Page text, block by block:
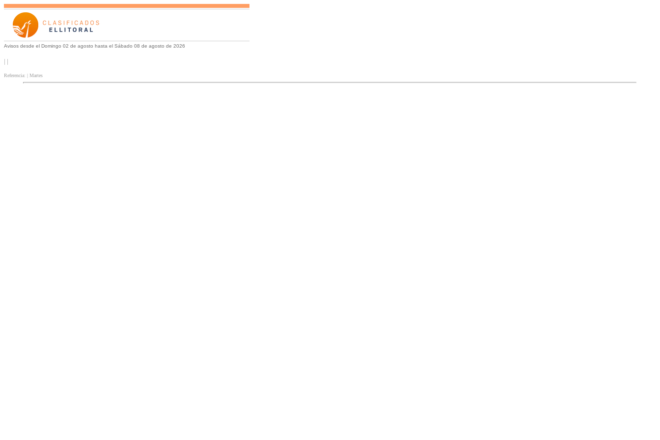
Avisos desde el Domingo 02 de agosto hasta el Sábado 08 de agosto de 2026
| |
Referencia: | Martes